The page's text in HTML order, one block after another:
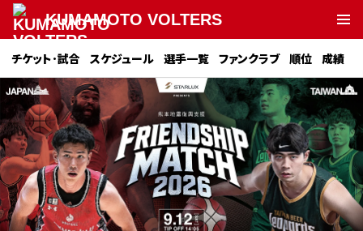
KUMAMOTO VOLTERS
チケット･試合 スケジュール 選手一覧 ファンクラブ 順位 成績